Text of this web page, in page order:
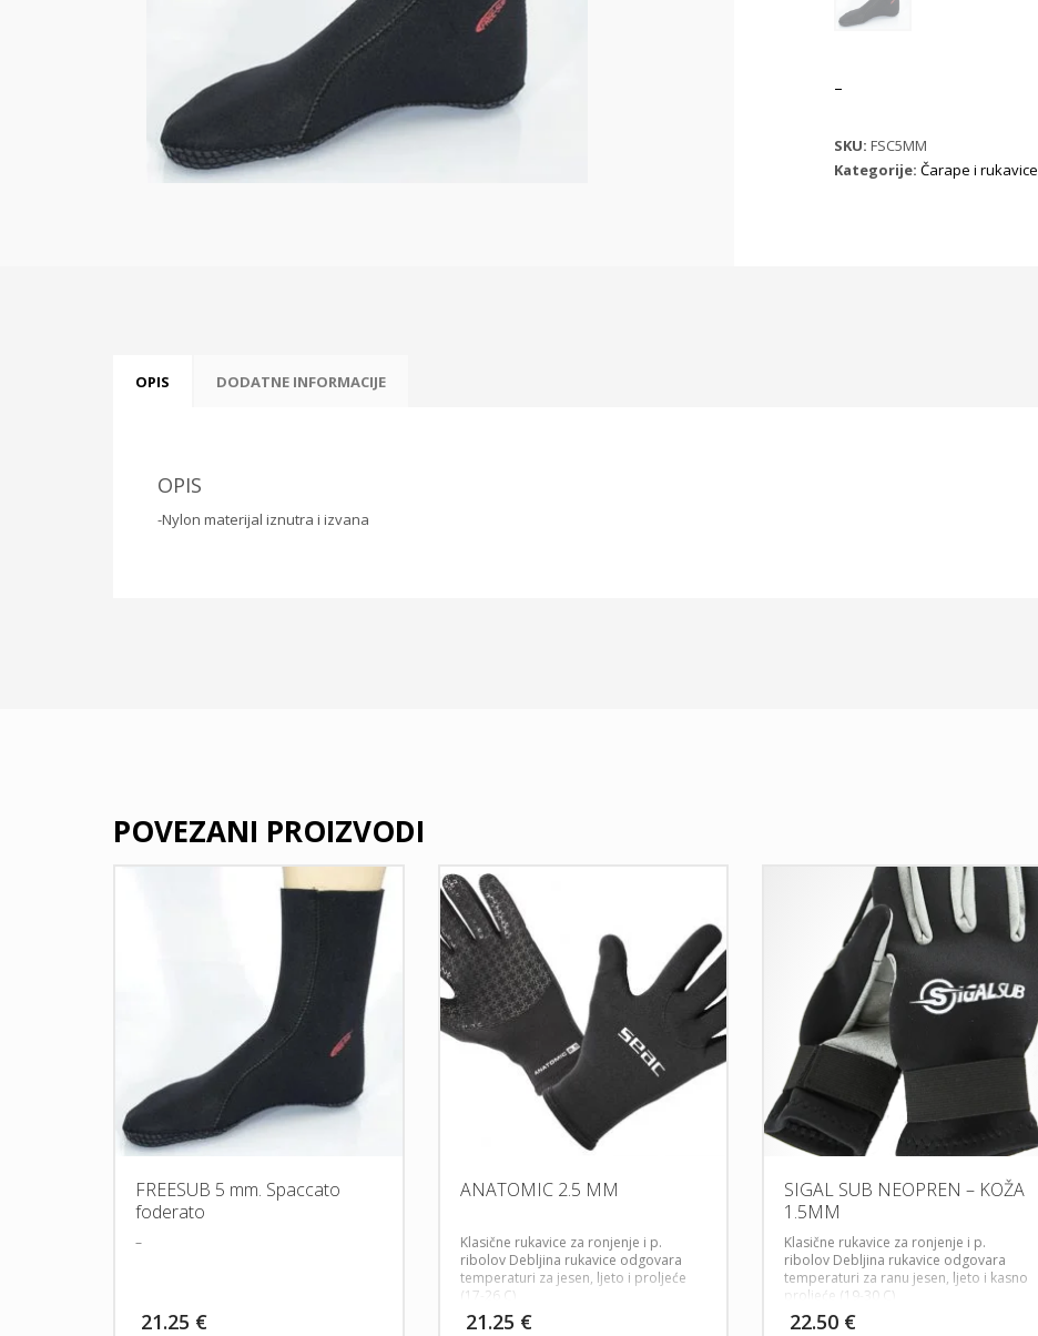
–
SKU: FSC5MM
Kategorije: Čarape i rukavice
OPIS DODATNE INFORMACIJE
OPIS
-Nylon materijal iznutra i izvana
POVEZANI PROIZVODI
FREESUB 5 mm. Spaccato
foderato
–
21.25 €
ANATOMIC 2.5 MM
Klasične rukavice za ronjenje i p.
ribolov Debljina rukavice odgovara
temperaturi za jesen, ljeto i proljeće
(17-26 C)
21.25 €
SIGAL SUB NEOPREN – KOŽA
1.5MM
Klasične rukavice za ronjenje i p.
ribolov Debljina rukavice odgovara
temperaturi za ranu jesen, ljeto i kasno
proljeće (19-30 C)
22.50 €